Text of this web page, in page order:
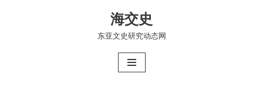
海交史
东亚文史研究动态网